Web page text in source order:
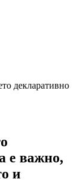
декларативно
е важно,
и